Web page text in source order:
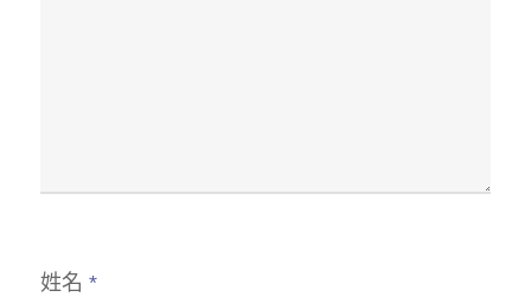
姓名 *